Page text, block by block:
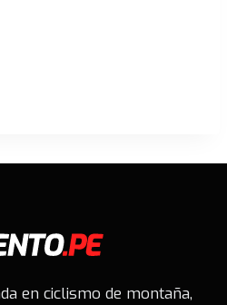
en ciclismo de montaña,